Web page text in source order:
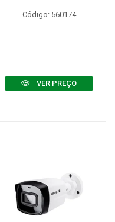
Código: 560174
VER PREÇO